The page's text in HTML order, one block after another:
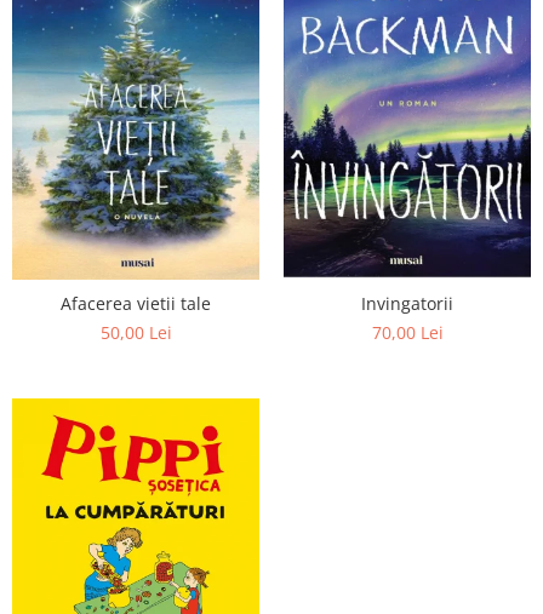
Afacerea vietii tale
50,00 Lei
Invingatorii
70,00 Lei